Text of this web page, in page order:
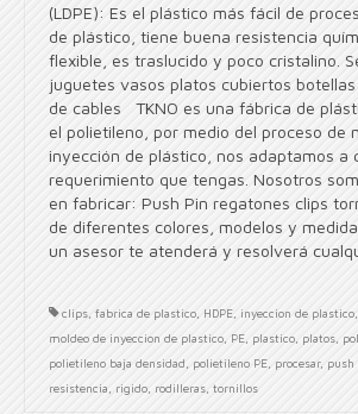
(LDPE): Es el plástico más fácil de
de plástico, tiene buena resistencia
flexible, es traslucido y poco cristalino.
juguetes vasos platos cubiertos
de cables TKNO es una fábrica de
el polietileno, por medio del proceso de
inyección de plástico, nos adaptamos a
requerimiento que tengas. Nosotros
en fabricar: Push Pin regatones clips
de diferentes colores, modelos y
un asesor te atenderá y resolverá
clips fabrica de plastico HDPE inyeccion de plastico
moldeo de inyeccion de plastico PE plastico platos
polietileno baja densidad
polietileno PE procesar, push
resistencia
rigido rodilleras tornillos